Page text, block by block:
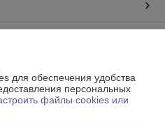
для обеспечения удобства
персональных
файлы cookies или